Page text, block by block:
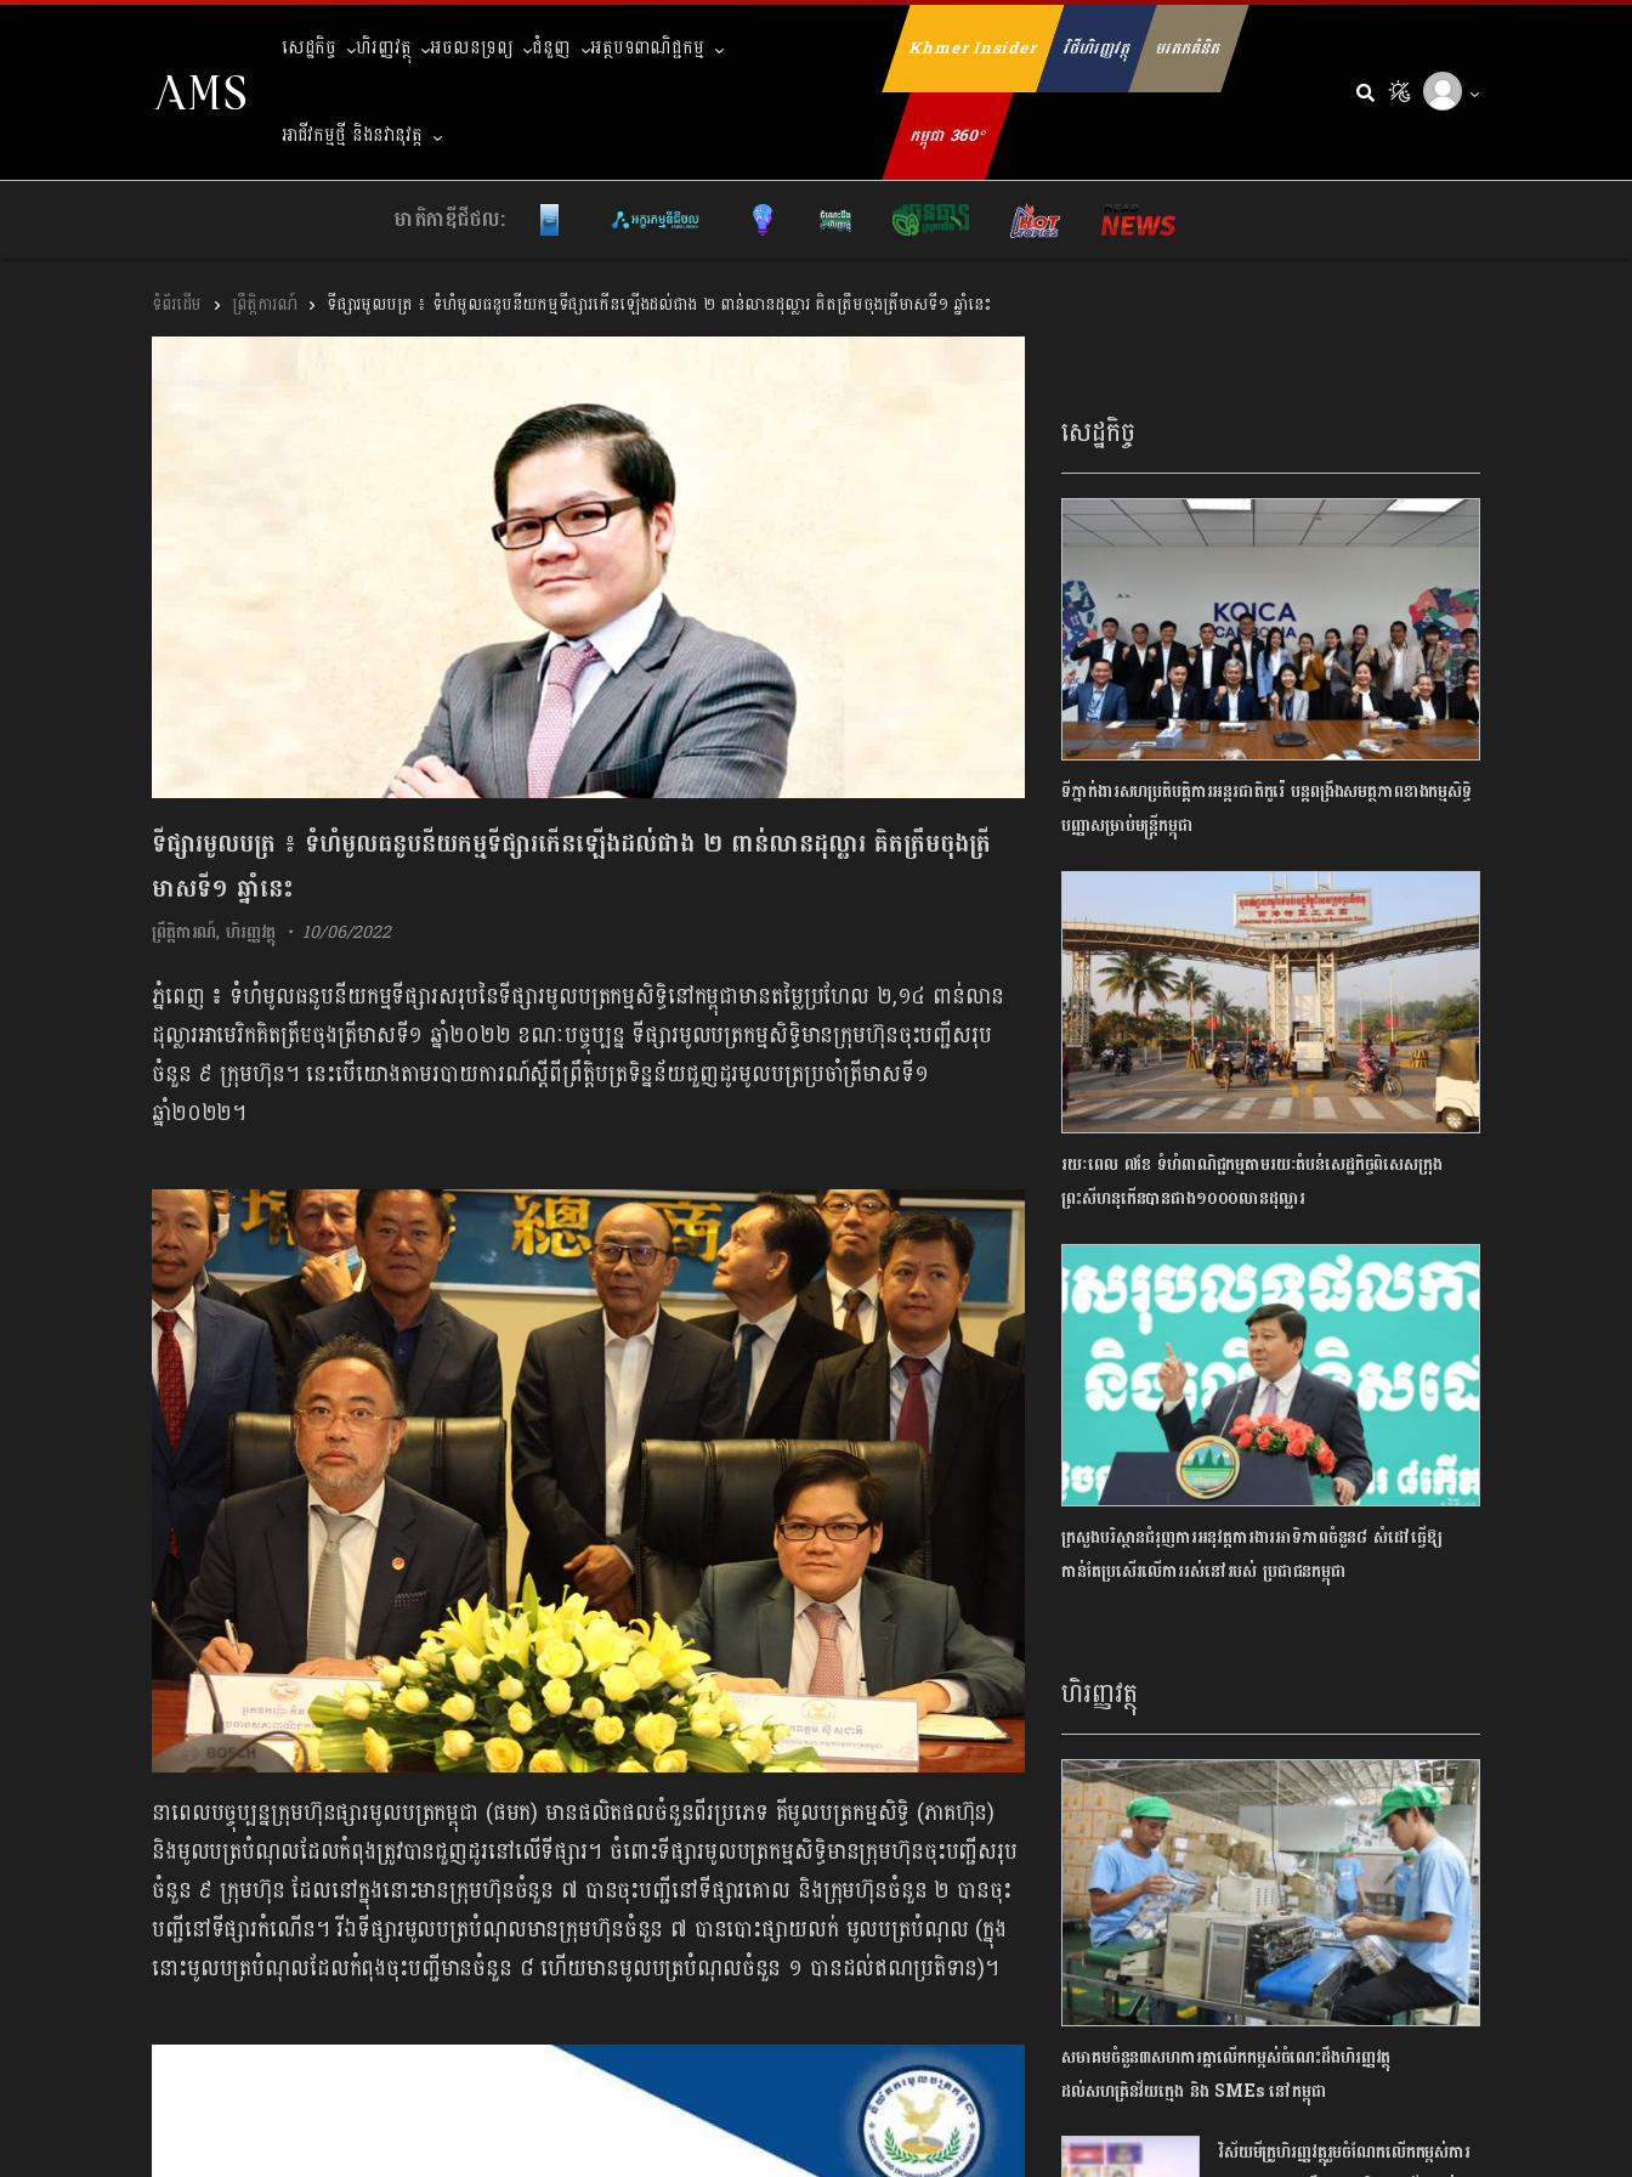
សេដ្ឋកិច្ច ហិរញ្ញវត្ថុ អចលនទ្រព្យ ជំនួញ អត្ថបទពាណិជ្ជកម្ម
អាជីវកម្មថ្មី និងនវានុវត្ត
Khmer Insider វិថីហិរញ្ញវត្ថុ មរតកគំនិត
កម្ពុជា 360°
មាតិកាឌីជីថល:
ព្រឹត្តិការណ៍ ទីផ្សារមូលបត្រ ៖ ទំហំមូលធនូបនីយកម្មទីផ្សារកើនឡើងដល់ជាង ២ ពាន់លានដុល្លារ គិតត្រឹមចុងត្រីមាសទី១ ឆ្នាំនេះ
ទីផ្សារមូលបត្រ ៖ ទំហំមូលធនូបនីយកម្មទីផ្សារកើនឡើងដល់ជាង ២ ពាន់លានដុល្លារ គិតត្រឹមចុងត្រី
មាសទី១ ឆ្នាំនេះ
ព្រឹត្តិការណ៍,ហិរញ្ញវត្ថុ 10/06/2022
ភ្នំពេញ ៖ ទំហំមូលធនូបនីយកម្មទីផ្សារសរុបនៃទីផ្សារមូលបត្រកម្មសិទ្ធិនៅកម្ពុជាមានតម្លៃប្រហែល ២,១៤ ពាន់លាន
ដុល្លារអាមេរិកគិតត្រឹមចុងត្រីមាសទី១ ឆ្នាំ២០២២ ខណៈបច្ចុប្បន្ន ទីផ្សារមូលបត្រកម្មសិទ្ធិមានក្រុមហ៊ុនចុះបញ្ជីសរុប
ចំនួន ៩ ក្រុមហ៊ុន។ នេះបើយោងតាមរបាយការណ៍ស្តីពីព្រឹត្តិបត្រទិន្នន័យជួញដូរមូលបត្រប្រចាំត្រីមាសទី១
ឆ្នាំ២០២២។
នាពេលបច្ចុប្បន្នក្រុមហ៊ុនផ្សារមូលបត្រកម្ពុជា (ផមក) មានផលិតផលចំនួនពីរប្រភេទ គីមូលបត្រកម្មសិទ្ធិ (ភាគហ៊ុន)
និងមូលបត្របំណុលដែលកំពុងត្រូវបានជួញដូរនៅលើទីផ្សារ។ ចំពោះទីផ្សារមូលបត្រកម្មសិទ្ធិមានក្រុមហ៊ុនចុះបញ្ជីសរុប
ចំនួន ៩ ក្រុមហ៊ុន ដែលនៅក្នុងនោះមានក្រុមហ៊ុនចំនួន ៧ បានចុះបញ្ជីនៅទីផ្សារគោល និងក្រុមហ៊ុនចំនួន ២ បានចុះ
បញ្ជីនៅទីផ្សារកំណើន។ រីឯទីផ្សារមូលបត្របំណុលមានក្រុមហ៊ុនចំនួន ៧ បានបោះផ្សាយលក់ មូលបត្របំណុល (ក្នុង
នោះមូលបត្របំណុលដែលកំពុងចុះបញ្ជីមានចំនួន ៨ ហើយមានមូលបត្របំណុលចំនួន ១ បានដល់ឥណប្រតិទាន)។
សេដ្ឋកិច្ច
ទីភ្នាក់ងារសហប្រតិបត្តិការអន្តរជាតិកូរ៉េ បន្តពង្រឹងសមត្ថភាពខាងកម្មសិទ្ធិ
បញ្ញាសម្រាប់មន្ត្រីកម្ពុជា
រយៈពេល ៧ខែ ទំហំពាណិជ្ជកម្មតាមរយៈតំបន់សេដ្ឋកិច្ចពិសេសក្រុង
ព្រះសីហនុកើនបានជាង១០០០លានដុល្លារ
ក្រសួងបរិស្ថានជំរុញការអនុវត្តការងារអាទិភាពចំនួន៨ សំដៅធ្វើឱ្យ
កាន់តែប្រសើរលើការរស់នៅរបស់ ប្រជាជនកម្ពុជា
ហិរញ្ញវត្ថុ
សមាគមចំនួន៣សហការគ្នាលើកកម្ពស់ចំណេះដឹងហិរញ្ញវត្ថុ
ដល់សហគ្រិនវ័យក្មេង និង SMEs នៅកម្ពុជា
វិស័យមីក្រូហិរញ្ញវត្ថុរួមចំណែកលើកកម្ពស់ការ